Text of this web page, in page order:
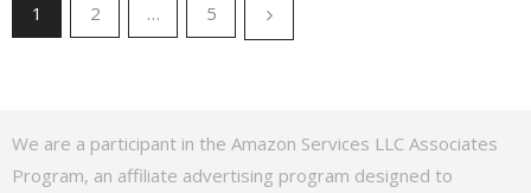
1 2 … 5
We are a participant in the Amazon Services LLC Associates
Program, an affiliate advertising program designed to